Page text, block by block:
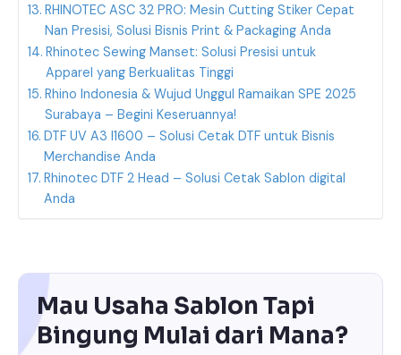
RHINOTEC ASC 32 PRO: Mesin Cutting Stiker Cepat
Nan Presisi, Solusi Bisnis Print & Packaging Anda
Rhinotec Sewing Manset: Solusi Presisi untuk
Apparel yang Berkualitas Tinggi
Rhino Indonesia & Wujud Unggul Ramaikan SPE 2025
Surabaya – Begini Keseruannya!
DTF UV A3 I1600 – Solusi Cetak DTF untuk Bisnis
Merchandise Anda
Rhinotec DTF 2 Head – Solusi Cetak Sablon digital
Anda
Mau Usaha Sablon Tapi
Bingung Mulai dari Mana?